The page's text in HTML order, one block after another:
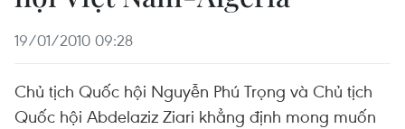
19/01/2010 09:28
Chủ tịch Quốc hội Nguyễn Phú Trọng và Chủ tịch
Quốc hội Abdelaziz Ziari khẳng định mong muốn